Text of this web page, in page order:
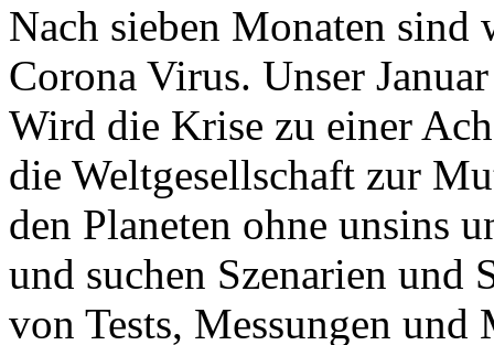
Nach sieben Monaten
Corona Virus. Unser
Wird die Krise zu einer
die Weltgesellschaft zur
den Planeten ohne unsins
und suchen Szenarien und
von Tests, Messungen und